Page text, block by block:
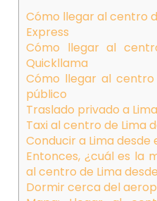
Cómo llegar al centro
Express
Cómo llegar al
Quickllama
Cómo llegar al
público
Traslado privado a
Taxi al centro de Lima
Conducir a Lima
Entonces, ¿cuál es la
al centro de Lima
Dormir cerca del